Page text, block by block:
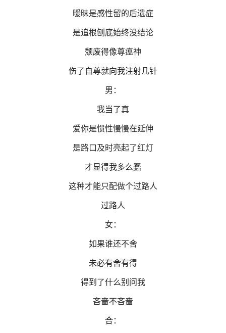
暧昧是感性留的后遗症
是追根刨底始终没结论
颓废得像尊瘟神
伤了自尊就向我注射几针
男：
我当了真
爱你是惯性慢慢在延伸
是路口及时亮起了红灯
才显得我多么蠢
这种才能只配做个过路人
过路人
女：
如果谁还不舍
未必有舍有得
得到了什么别问我
吝啬不吝啬
合：